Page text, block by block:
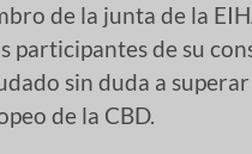
de la junta de la
participantes de su
sin duda a
de la CBD.